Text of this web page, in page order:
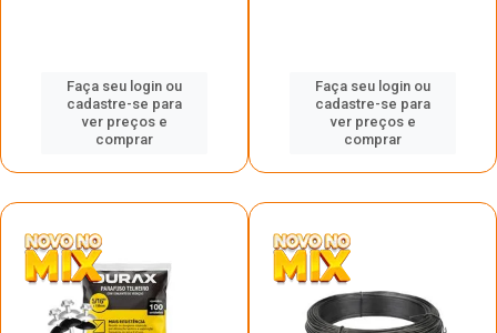
Faça seu login ou
cadastre-se para
ver preços e
comprar
Faça seu login ou
cadastre-se para
ver preços e
comprar